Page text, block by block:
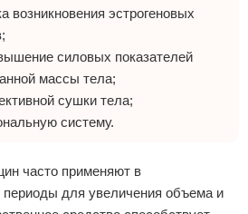
возникновения эстрогеновых
силовых показателей
массы тела;
сушки тела;
систему.
часто применяют в
периоды для увеличения объема и